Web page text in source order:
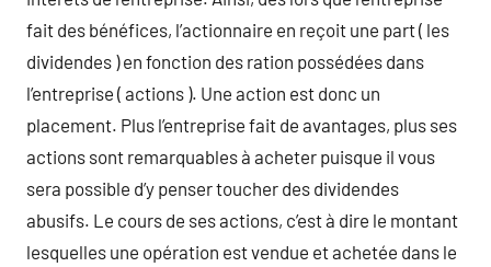
fait des bénéfices, l’actionnaire en reçoit une part ( les
dividendes ) en fonction des ration possédées dans
l’entreprise ( actions ). Une action est donc un
placement. Plus l’entreprise fait de avantages, plus ses
actions sont remarquables à acheter puisque il vous
sera possible d’y penser toucher des dividendes
abusifs. Le cours de ses actions, c’est à dire le montant
lesquelles une opération est vendue et achetée dans le